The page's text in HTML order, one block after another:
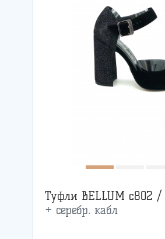
Туфли BELLUM с802 /
+ серебр. кабл